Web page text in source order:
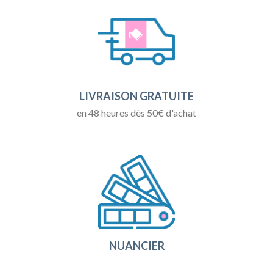
LIVRAISON GRATUITE
en 48 heures dès 50€ d'achat
NUANCIER